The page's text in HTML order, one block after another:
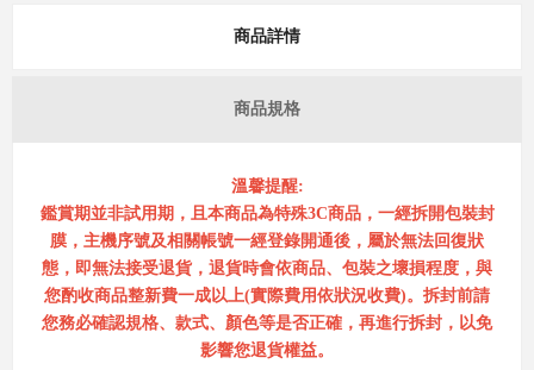
商品詳情
商品規格
溫馨提醒:
鑑賞期並非試用期，且本商品為特殊3C商品，一經拆開包裝封
膜，主機序號及相關帳號一經登錄開通後，屬於無法回復狀
態，即無法接受退貨，退貨時會依商品、包裝之壞損程度，與
您酌收商品整新費一成以上(實際費用依狀況收費)。拆封前請
您務必確認規格、款式、顏色等是否正確，再進行拆封，以免
影響您退貨權益。